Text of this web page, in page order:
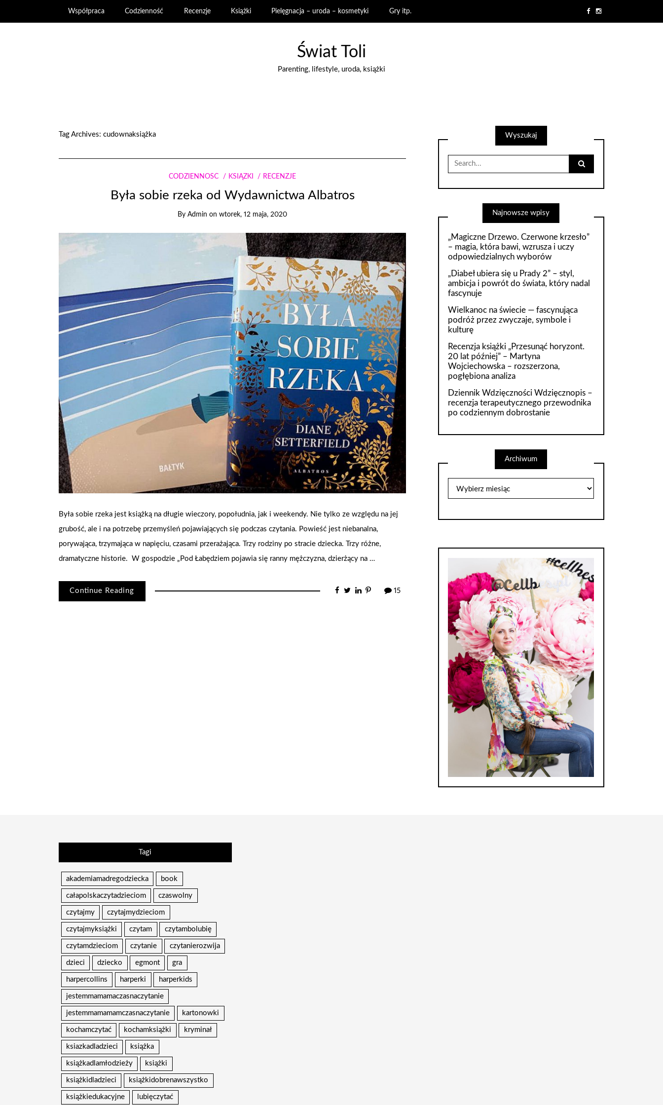
Współpraca Codzienność Recenzje Książki Pielęgnacja – uroda – kosmetyki Gry itp.
Świat Toli
Parenting, lifestyle, uroda, książki
Tag Archives: cudownaksiążka
CODZIENNOŚĆ KSIĄŻKI RECENZJE
Była sobie rzeka od Wydawnictwa Albatros
By Admin on wtorek, 12 maja, 2020
Była sobie rzeka jest książką na długie wieczory, popołudnia, jak i weekendy. Nie tylko ze względu na jej
grubość, ale i na potrzebę przemyśleń pojawiających się podczas czytania. Powieść jest niebanalna,
porywająca, trzymająca w napięciu, czasami przerażająca. Trzy rodziny po stracie dziecka. Trzy różne,
dramatyczne historie. W gospodzie „Pod Łabędziem pojawia się ranny mężczyzna, dzierżący na …
Continue Reading 15
Wyszukaj
Search
for:
Najnowsze wpisy
„Magiczne Drzewo. Czerwone krzesło”
– magia, która bawi, wzrusza i uczy
odpowiedzialnych wyborów
„Diabeł ubiera się u Prady 2” – styl,
ambicja i powrót do świata, który nadal
fascynuje
Wielkanoc na świecie — fascynująca
podróż przez zwyczaje, symbole i
kulturę
Recenzja książki „Przesunąć horyzont.
20 lat później” – Martyna
Wojciechowska – rozszerzona,
pogłębiona analiza
Dziennik Wdzięczności Wdzięcznopis –
recenzja terapeutycznego przewodnika
po codziennym dobrostanie
Archiwum
Tagi
akademiamadregodziecka book
całapolskaczytadzieciom czaswolny
czytajmy czytajmydzieciom
czytajmyksiążki czytam czytambolubię
czytamdzieciom czytanie czytanierozwija
dzieci dziecko egmont gra
harpercollins harperki harperkids
jestemmamamaczasnaczytanie
jestemmamamamczasnaczytanie kartonowki
kochamczytać kochamksiążki kryminał
ksiazkadladzieci książka
książkadlamłodzieży książki
książkidladzieci książkidobrenawszystko
książkiedukacyjne lubięczytać